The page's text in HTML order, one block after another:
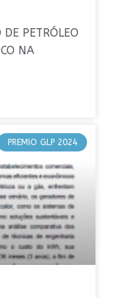
PETRÓLEO
NA
PREMIO GLP 2024